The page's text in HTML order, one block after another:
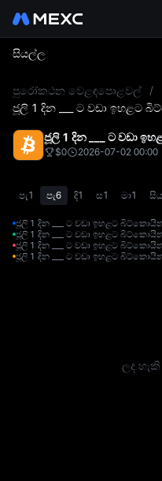
සියල්ල
පුරෝකථන වෙළඳපොළවල්
/
ජූලි 1 දින ___ ට වඩා ඉහළට
ජූලි 1 දින ___ ට වඩා
$0 2026-07-02 00:00
පැ1 පැ6 දි1 ස1 මා1
ජූලි 1 දින ___ ට වඩා ඉහළට
ජූලි 1 දින ___ ට වඩා ඉහළට
ජූලි 1 දින ___ ට වඩා ඉහළට
ජූලි 1 දින ___ ට වඩා ඉහළට
ලද